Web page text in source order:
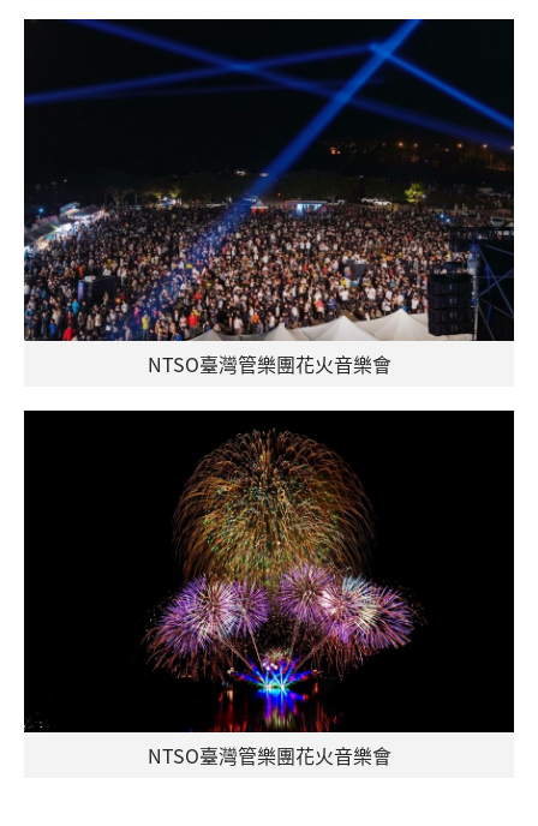
NTSO臺灣管樂團花火音樂會
NTSO臺灣管樂團花火音樂會